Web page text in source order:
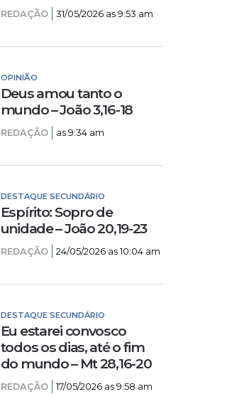
REDAÇÃO 31/05/2026 as 9:53 am
OPINIÃO
Deus amou tanto o
mundo – João 3,16-18
REDAÇÃO as 9:34 am
DESTAQUE SECUNDÁRIO
Espírito: Sopro de
unidade – João 20,19-23
REDAÇÃO 24/05/2026 as 10:04 am
DESTAQUE SECUNDÁRIO
Eu estarei convosco
todos os dias, até o fim
do mundo – Mt 28,16-20
REDAÇÃO 17/05/2026 as 9:58 am